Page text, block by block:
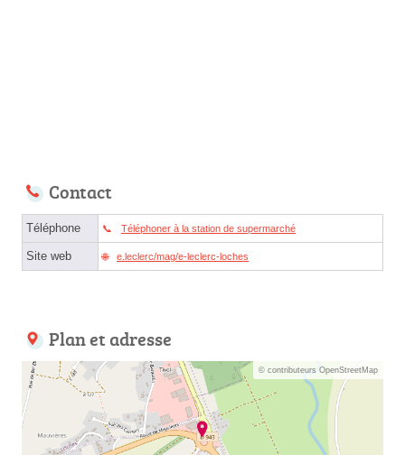
Contact
Téléphone Téléphoner à la station de supermarché
Site web e.leclerc/mag/e-leclerc-loches
Plan et adresse
© contributeurs OpenStreetMap